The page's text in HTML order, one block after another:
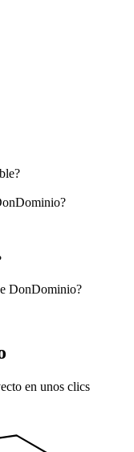
DonDominio?
en unos clics